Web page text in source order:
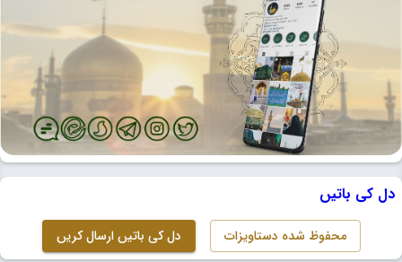
دل کی باتیں
محفوظ شدہ دستاویزات دل کی باتیں ارسال کریں